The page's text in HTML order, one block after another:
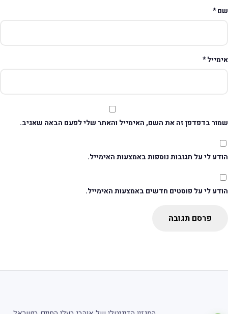
*
*
בדפדפן זה את השם, האימייל והאתר שלי לפעם הבאה שאגיב.
לי על תגובות נוספות באמצעות האימייל.
לי על פוסטים חדשים באמצעות האימייל.
פרסם תגובה